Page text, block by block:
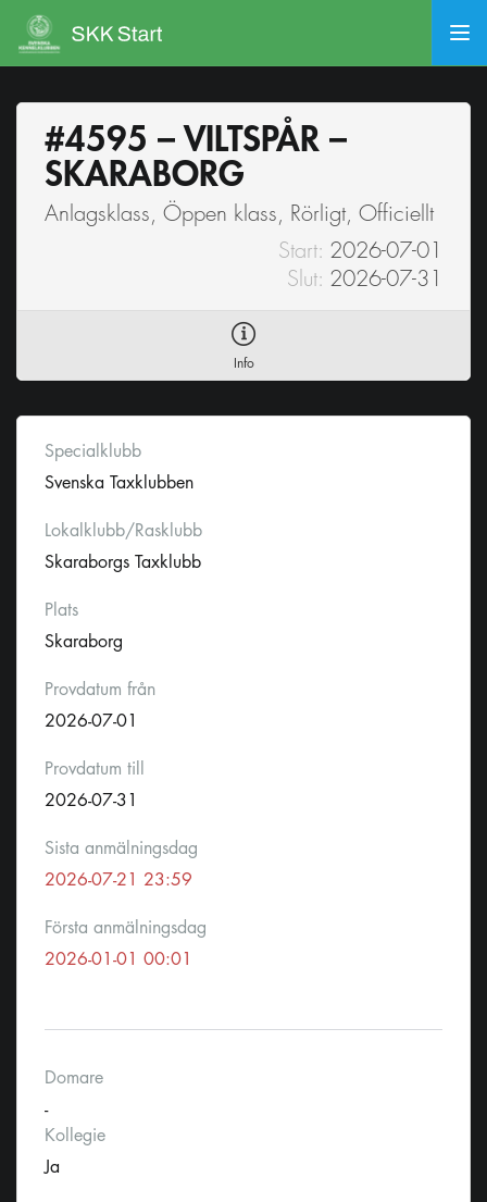
#4595 – VILTSPÅR –
SKARABORG
Anlagsklass, Öppen klass, Rörligt, Officiellt
Start: 2026-07-01
Slut: 2026-07-31
Info
Specialklubb
Svenska Taxklubben
Lokalklubb/Rasklubb
Skaraborgs Taxklubb
Plats
Skaraborg
Provdatum från
2026-07-01
Provdatum till
2026-07-31
Sista anmälningsdag
2026-07-21 23:59
Första anmälningsdag
2026-01-01 00:01
Domare
-
Kollegie
Ja